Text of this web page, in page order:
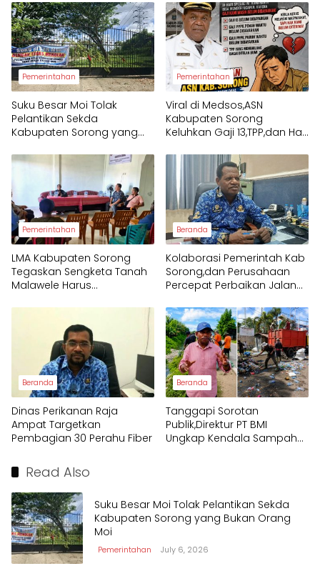
Pemerintahan
Suku Besar Moi Tolak
Pelantikan Sekda
Kabupaten Sorong yang
Pemerintahan
Viral di Medsos,ASN
Kabupaten Sorong
Keluhkan Gaji 13,TPP,dan Hak
Pemerintahan
LMA Kabupaten Sorong
Tegaskan Sengketa Tanah
Malawele Harus
Hukum Adat
Beranda
Kolaborasi Pemerintah Kab
Sorong,dan Perusahaan
Percepat Perbaikan Jalan
Beranda
Dinas Perikanan Raja
Ampat Targetkan
Pembagian 30 Perahu Fiber
Beranda
Tanggapi Sorotan
Publik,Direktur PT BMI
Ungkap Kendala Sampah
Read Also
Suku Besar Moi Tolak Pelantikan Sekda
Kabupaten Sorong yang Bukan Orang
Moi
Pemerintahan July 6, 2026